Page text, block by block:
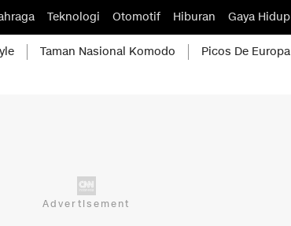
Teknologi Otomotif Hiburan Gaya Hidup
Taman Nasional Komodo Picos De Europa